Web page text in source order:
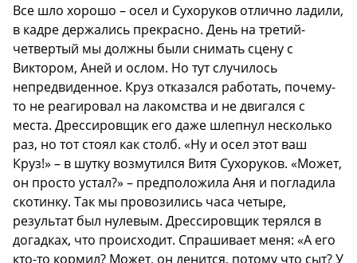
Все шло хорошо – осел и Сухоруков отлично ладили,
в кадре держались прекрасно. День на третий-
четвертый мы должны были снимать сцену с
Виктором, Аней и ослом. Но тут случилось
непредвиденное. Круз отказался работать, почему-
то не реагировал на лакомства и не двигался с
места. Дрессировщик его даже шлепнул несколько
раз, но тот стоял как столб. «Ну и осел этот ваш
Круз!» – в шутку возмутился Витя Сухоруков. «Может,
он просто устал?» – предположила Аня и погладила
скотинку. Так мы провозились часа четыре,
результат был нулевым. Дрессировщик терялся в
догадках, что происходит. Спрашивает меня: «А его
кто-то кормил? Может, он ленится, потому что сыт? У